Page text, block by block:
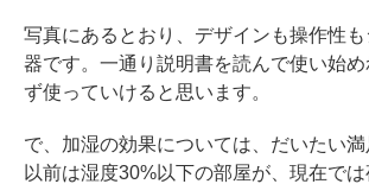
写真にあるとおり、デザインも操作性
器です。一通り説明書を読んで使い始
ず使っていけると思います。
で、加湿の効果については、だいたい満
以前は湿度30%以下の部屋が、現在で